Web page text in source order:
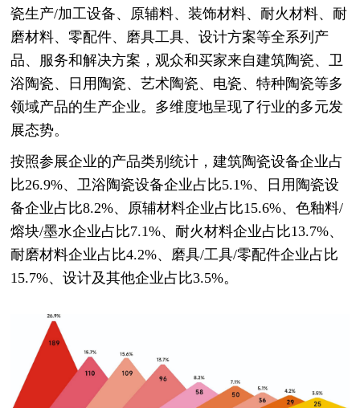
瓷生产/加工设备、原辅料、装饰材料、耐火材料、耐
磨材料、零配件、磨具工具、设计方案等全系列产
品、服务和解决方案，观众和买家来自建筑陶瓷、卫
浴陶瓷、日用陶瓷、艺术陶瓷、电瓷、特种陶瓷等多
领域产品的生产企业。多维度地呈现了行业的多元发
展态势。
按照参展企业的产品类别统计，建筑陶瓷设备企业占
比26.9%、卫浴陶瓷设备企业占比5.1%、日用陶瓷设
备企业占比8.2%、原辅材料企业占比15.6%、色釉料/
熔块/墨水企业占比7.1%、耐火材料企业占比13.7%、
耐磨材料企业占比4.2%、磨具/工具/零配件企业占比
15.7%、设计及其他企业占比3.5%。